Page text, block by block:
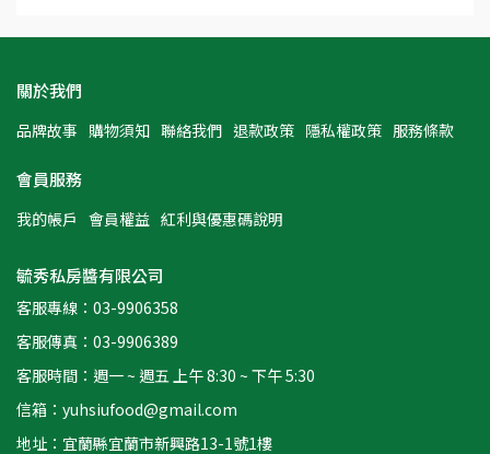
關於我們
品牌故事 購物須知 聯絡我們 退款政策 隱私權政策 服務條款
會員服務
我的帳戶 會員權益 紅利與優惠碼說明
毓秀私房醬有限公司
客服專線：03-9906358
客服傳真：03-9906389
客服時間：週一 ~ 週五 上午 8:30 ~ 下午 5:30
信箱：yuhsiufood@gmail.com
地址：宜蘭縣宜蘭市新興路13-1號1樓